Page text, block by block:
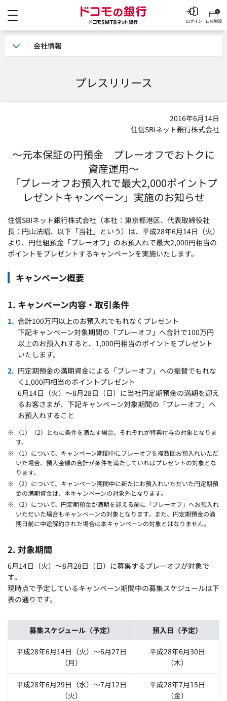
ドコモの銀行 ドコモ
口座開設
ログイン
プレスリリース
2016年6月14日
住信SBIネット銀行株式会社
～元本保証の円預金 プレーオフでおトクに
資産運用～
「プレーオフお預入れで最大2,000ポイントプ
レゼントキャンペーン」実施のお知らせ
住信SBIネット銀行株式会社（本社：東京都港区、代表取締役社
長：円山法昭、以下「当社」という）は、平成28年6月14日（火）
より、円仕組預金「プレーオフ」のお預入れで最大2,000円相当の
ポイントをプレゼントするキャンペーンを実施いたします。
キャンペーン概要
1. キャンペーン内容・取引条件
合計100万円以上のお預入れでもれなくプレゼント
下記キャンペーン対象期間の「プレーオフ」へ合計で100万円
以上のお預入れすると、1,000円相当のポイントをプレゼント
いたします。
円定期預金の満期資金による「プレーオフ」への振替でもれな
く1,000円相当のポイントプレゼント
6月14日（火）～8月28日（日）に当社円定期預金の満期を迎え
るお客さまが、下記キャンペーン対象期間の「プレーオフ」へ
お預入れすること
※ （1）（2）ともに条件を満たす場合、それぞれが特典付与の対象となりま
す。
※ （1）について、キャンペーン期間中にプレーオフを複数回お預入れいただ
いた場合、預入金額の合計が条件を満たしていればプレゼントの対象とな
ります。
※ （2）について、キャンペーン期間中に新たにお預入れいただいた円定期預
金の満期資金は、本キャンぺーンの対象外となります。
※ （2）について、円定期預金が満期を迎える前に「プレーオフ」へお預入れ
いただいた場合もキャンペーンの対象となります。また、円定期預金の満
期日前に中途解約された場合は本キャンペーンの対象とはなりません。
2. 対象期間
6月14日（火）～8月28日（日）に募集するプレーオフが対象で
す。
現時点で予定しているキャンペーン期間中の募集スケジュールは下
表の通りです。
募集スケジュール（予定） 預入日（予定）
平成28年6月14日（火）～6月27日
（月）
平成28年6月30日
（木）
平成28年6月29日（水）～7月12日
（火）
平成28年7月15日
（金）
会社情報